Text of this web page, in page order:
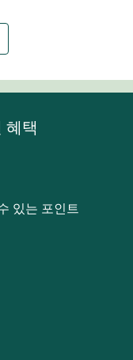
택
있는 포인트